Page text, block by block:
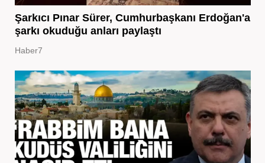
Şarkıcı Pınar Sürer, Cumhurbaşkanı Erdoğan'a
şarkı okuduğu anları paylaştı
Haber7